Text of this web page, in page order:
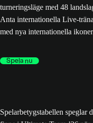
turneringsläge med 48
Anta internationella Live-
med nya internationella
Spela nu
Spelarbetygstabellen speglar